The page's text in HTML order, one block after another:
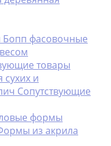
Бопп фасовочные
товары
сухих и
Сопутствующие
формы
из акрила